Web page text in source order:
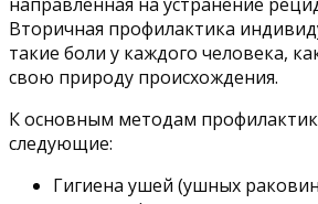
Вторичная профилактика
такие боли у каждого человека,
свою природу происхождения.
К основным методам
следующие:
Гигиена ушей (ушных